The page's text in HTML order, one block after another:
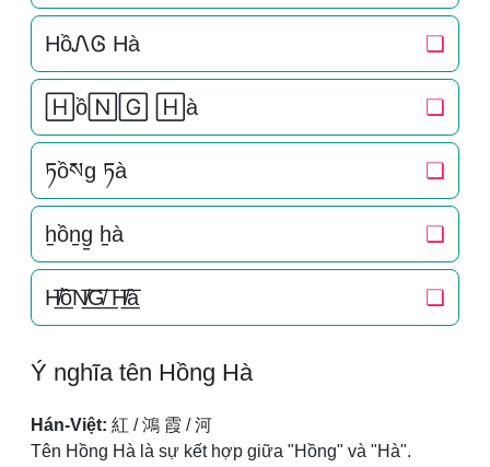
HồᏁᎶ Hà ❏
🄷ồ🄽🄶 🄷à ❏
ཏồསg ཏà ❏
h̠ồn̠g̠ h̠à ❏
H̸͟͞ồN̸͟͞G̸͟͞ H̸͟͞à ❏
Ý nghĩa tên Hồng Hà
Hán-Việt: 紅 / 鴻 霞 / 河
Tên Hồng Hà là sự kết hợp giữa "Hồng" và "Hà".